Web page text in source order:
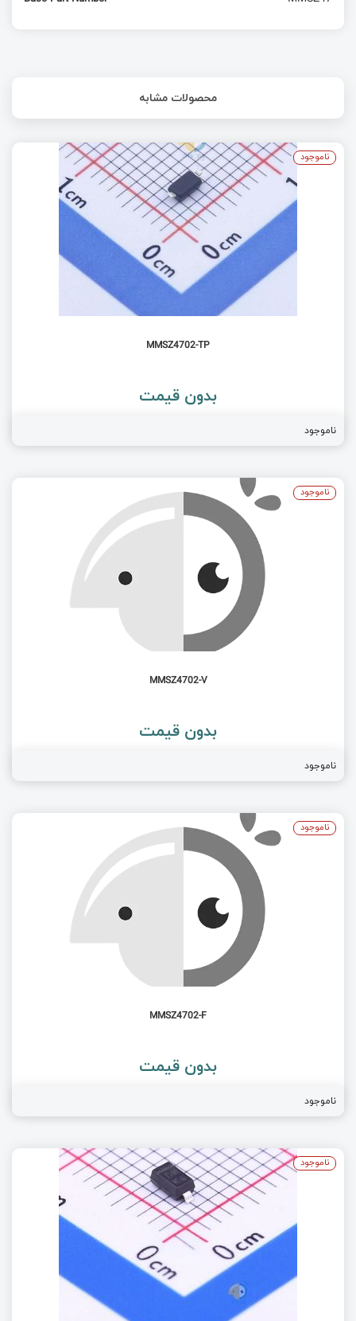
محصولات مشابه
MMSZ4702-TP
بدون قیمت
ناموجود
ناموجود
MMSZ4702-V
بدون قیمت
ناموجود
ناموجود
MMSZ4702-F
بدون قیمت
ناموجود
ناموجود
ناموجود